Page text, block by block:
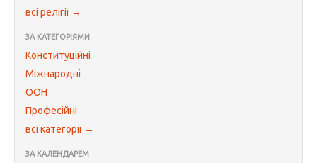
всі релігії →
ЗА КАТЕГОРІЯМИ
Конституційні
Міжнародні
ООН
Професійні
всі категорії →
ЗА КАЛЕНДАРЕМ